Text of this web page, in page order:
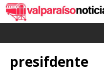
presifdente